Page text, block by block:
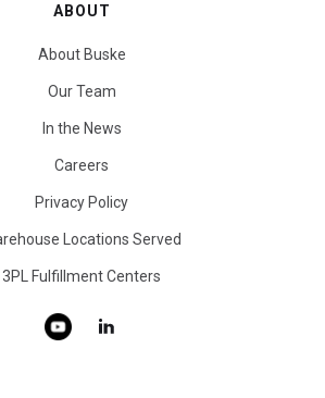
ABOUT
About Buske
Our Team
In the News
Careers
Privacy Policy
Locations Served
3PL Fulfillment Centers